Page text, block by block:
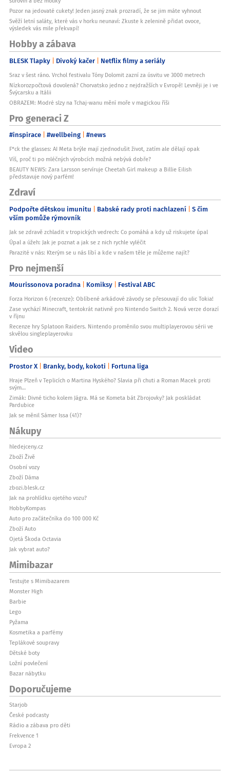
Pozor na jedovaté cukety! Jeden jasný znak prozradí, že se jim máte vyhnout
Svěží letní saláty, které vás v horku neunaví: Zkuste k zelenině přidat ovoce,
výsledek vás mile překvapí!
Hobby a zábava
BLESK Tlapky Divoký kačer Netflix filmy a seriály
Sraz v šest ráno. Vrchol festivalu Tóny Dolomit zazní za úsvitu ve 3000 metrech
Nízkorozpočtová dovolená? Chorvatsko jedno z nejdražších v Evropě! Levněji je i ve
Švýcarsku a Itálii
OBRAZEM: Modré slzy na Tchaj-wanu mění moře v magickou říši
Pro generaci Z
#inspirace #wellbeing #news
F*ck the glasses: AI Meta brýle mají zjednodušit život, zatím ale dělají opak
Víš, proč ti po mléčných výrobcích možná nebývá dobře?
BEAUTY NEWS: Zara Larsson servíruje Cheetah Girl makeup a Billie Eilish
představuje nový parfém!
Zdraví
Podpořte dětskou imunitu Babské rady proti nachlazení S čím
vším pomůže rýmovník
Jak se zdravě zchladit v tropických vedrech: Co pomáhá a kdy už riskujete úpal
Úpal a úžeh: Jak je poznat a jak se z nich rychle vyléčit
Parazité v nás: Kterým se u nás líbí a kde v našem těle je můžeme najít?
Pro nejmenší
Mourissonova poradna Komiksy Festival ABC
Forza Horizon 6 (recenze): Oblíbené arkádové závody se přesouvají do ulic Tokia!
Zase vychází Minecraft, tentokrát nativně pro Nintendo Switch 2. Nová verze dorazí
v říjnu
Recenze hry Splatoon Raiders. Nintendo proměnilo svou multiplayerovou sérii ve
skvělou singleplayerovku
Video
Prostor X Branky, body, kokoti Fortuna liga
Hraje Plzeň v Teplicích o Martina Hyského? Slavia při chuti a Roman Macek proti
svým…
Zimák: Divné ticho kolem Jágra. Má se Kometa bát Zbrojovky? Jak poskládat
Pardubice
Jak se měnil Sámer Issa (41)?
Nákupy
hledejceny.cz
Zboží Živě
Osobní vozy
Zboží Dáma
zbozi.blesk.cz
Jak na prohlídku ojetého vozu?
HobbyKompas
Auto pro začátečníka do 100 000 Kč
Zboží Auto
Ojetá Škoda Octavia
Jak vybrat auto?
Mimibazar
Testujte s Mimibazarem
Monster High
Barbie
Lego
Pyžama
Kosmetika a parfémy
Teplákové soupravy
Dětské boty
Ložní povlečení
Bazar nábytku
Doporučujeme
Starjob
České podcasty
Rádio a zábava pro děti
Frekvence 1
Evropa 2